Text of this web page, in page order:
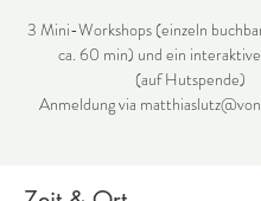
3 Mini-Workshops (einzeln
ca. 60 min) und ein
(auf Hutspende)
Anmeldung via